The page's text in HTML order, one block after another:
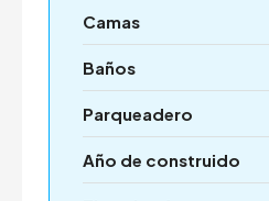
Camas
Baños
Parqueadero
Año de construido